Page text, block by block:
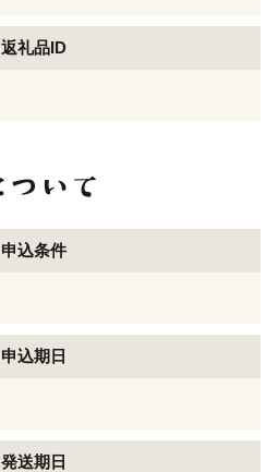
返礼品ID
申込条件
申込期日
発送期日